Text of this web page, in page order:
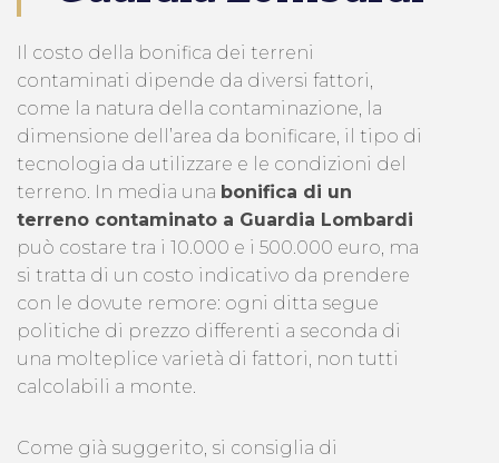
Il costo della bonifica dei terreni
contaminati dipende da diversi fattori,
come la natura della contaminazione, la
dimensione dell’area da bonificare, il tipo di
tecnologia da utilizzare e le condizioni del
terreno. In media una bonifica di un
terreno contaminato a Guardia Lombardi
può costare tra i 10.000 e i 500.000 euro, ma
si tratta di un costo indicativo da prendere
con le dovute remore: ogni ditta segue
politiche di prezzo differenti a seconda di
una molteplice varietà di fattori, non tutti
calcolabili a monte.
Come già suggerito, si consiglia di